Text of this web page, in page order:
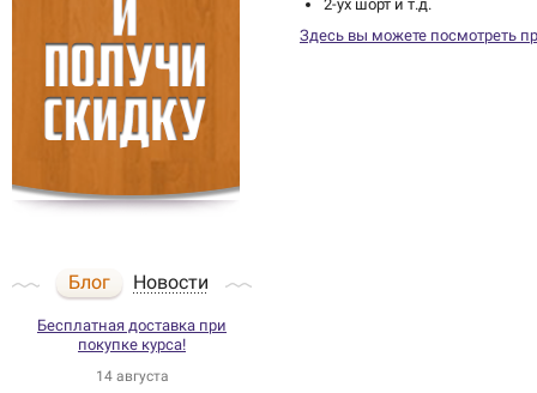
Блог Новости
Бесплатная доставка при
покупке курса!
14 августа
2-ух шорт и т.д.
Здесь вы можете посмотреть